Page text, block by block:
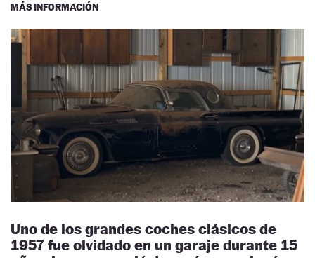
MÁS INFORMACIÓN
Uno de los grandes coches clásicos de
1957 fue olvidado en un garaje durante 15